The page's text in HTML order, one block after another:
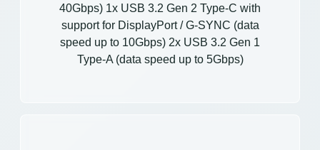
40Gbps) 1x USB 3.2 Gen 2 Type-C with
support for DisplayPort / G-SYNC (data
speed up to 10Gbps) 2x USB 3.2 Gen 1
Type-A (data speed up to 5Gbps)